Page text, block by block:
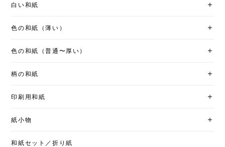
白い和紙
色の和紙（薄い）
色の和紙（普通〜厚い）
柄の和紙
印刷用和紙
紙小物
和紙セット／折り紙